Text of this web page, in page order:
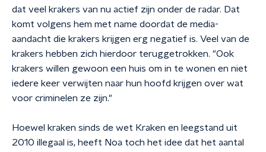
dat veel krakers van nu actief zijn onder de radar. Dat
komt volgens hem met name doordat de media-
aandacht die krakers krijgen erg negatief is. Veel van de
krakers hebben zich hierdoor teruggetrokken. "Ook
krakers willen gewoon een huis om in te wonen en niet
iedere keer verwijten naar hun hoofd krijgen over wat
voor criminelen ze zijn."
Hoewel kraken sinds de wet Kraken en leegstand uit
2010 illegaal is, heeft Noa toch het idee dat het aantal